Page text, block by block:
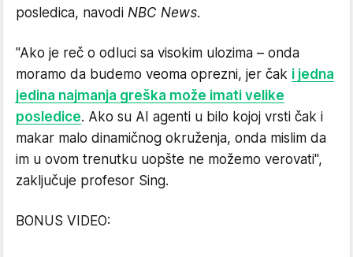
posledica, navodi NBC News.
"Ako je reč o odluci sa visokim ulozima – onda
moramo da budemo veoma oprezni, jer čak i jedna
jedina najmanja greška može imati velike
posledice. Ako su AI agenti u bilo kojoj vrsti čak i
makar malo dinamičnog okruženja, onda mislim da
im u ovom trenutku uopšte ne možemo verovati",
zaključuje profesor Sing.
BONUS VIDEO: